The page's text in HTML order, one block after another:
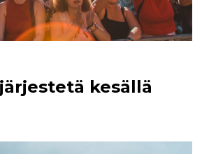
kesällä